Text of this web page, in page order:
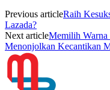
Previous articleRaih
Lazada?
Next articleMemilih Warna
Menonjolkan Kecantikan